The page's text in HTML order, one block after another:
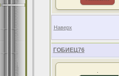
Наверх
ГОБИЕЦ76
.